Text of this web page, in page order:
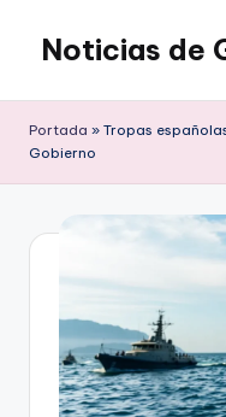
Saltar
contenido
Noticias de
Portada » Tropas
Gobierno